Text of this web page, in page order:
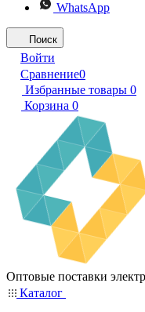
WhatsApp
Поиск
Войти
Сравнение0
Избранные товары 0
Корзина 0
Оптовые поставки
Каталог